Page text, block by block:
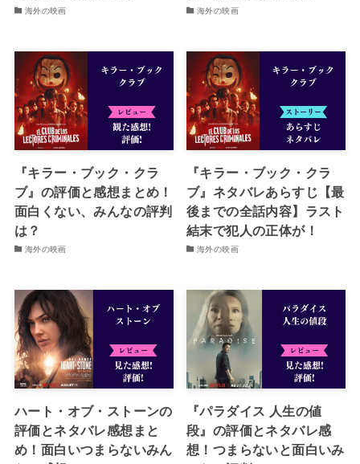
海外の映画 海外の映画
『キラー・ブック・クラ
ブ』の評価と感想まとめ！
面白くない、みんなの評判
は？
海外の映画
『キラー・ブック・クラ
ブ』ネタバレあらすじ【最
後までの全話内容】ラスト
結末で犯人の正体が！
海外の映画
ハート・オブ・ストーンの
評価とネタバレ感想まと
め！面白いつまらないみん
『パラダイス 人生の値
段』の評価とネタバレ感
想！つまらないと面白いみ